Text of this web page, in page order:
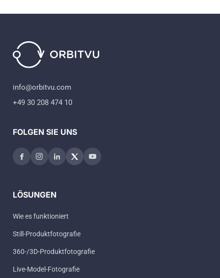
info@orbitvu.com
+49 30 208 474 10
FOLGEN SIE UNS
LÖSUNGEN
Wie es funktioniert
Still-Produktfotografie
360-/3D-Produktfotografie
Live-Model-Fotografie